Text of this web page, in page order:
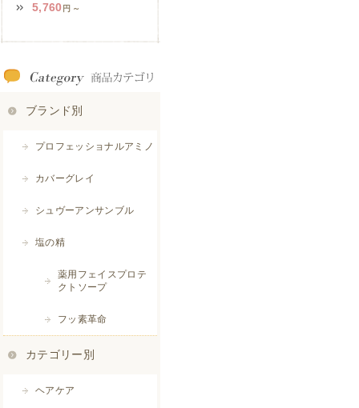
5,760 円 ～
ブランド別
プロフェッショナルアミノ
カバーグレイ
シュヴーアンサンブル
塩の精
薬用フェイスプロテ
クトソープ
フッ素革命
カテゴリー別
ヘアケア